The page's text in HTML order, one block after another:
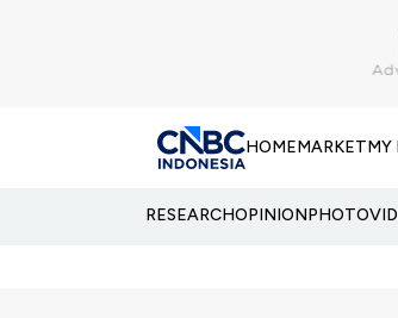
HOMEMARKETMY
RESEARCHOPINIONPHOTO